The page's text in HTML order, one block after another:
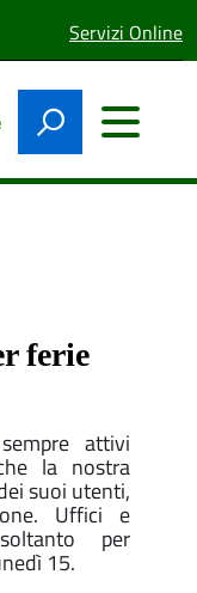
lingua
attiva:
Servizi Online
ferie
attivi
la nostra
suoi utenti,
Uffici e
per
15.